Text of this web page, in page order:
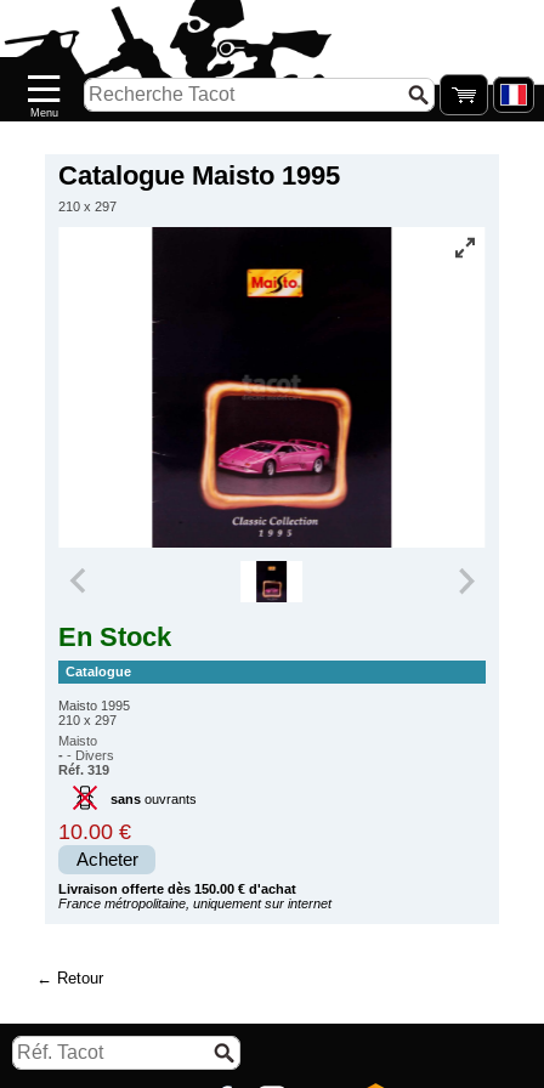
Catalogue Maisto 1995
210 x 297
En Stock
Catalogue
Maisto 1995
210 x 297
Maisto
- - Divers
Réf. 319
sansouvrants
10.00 €
Acheter
Livraison offerte dès 150.00 € d'achat
France métropolitaine, uniquement sur internet
Retour
Nouveautés
Catalogue/Stock